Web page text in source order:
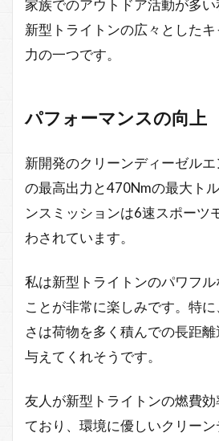
家族でのアウトドア活動が多い
新型トライトンの広々とした
力の一つです。
パフォーマンスの向上
新開発のクリーンディーゼル
の最高出力と470Nmの最大ト
ンスミッションは6速スポーツ
わされています。
私は新型トライトンのパワフ
ことが非常に楽しみです。特
さは荷物を多く積んでの長距
与えてくれそうです。
友人が新型トライトンの燃費
ており、環境に優しいクリー